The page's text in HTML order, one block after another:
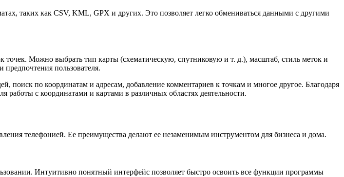
таких как CSV, KML, GPX и других. Это позволяет легко обмениваться данными с другими
точек. Можно выбрать тип карты (схематическую, спутниковую и т. д.), масштаб, стиль меток и
предпочтения пользователя.
поиск по координатам и адресам, добавление комментариев к точкам и многое другое. Благодаря
с координатами и картами в различных областях деятельности.
телефонией. Ее преимущества делают ее незаменимым инструментом для бизнеса и дома.
Интуитивно понятный интерфейс позволяет быстро освоить все функции программы